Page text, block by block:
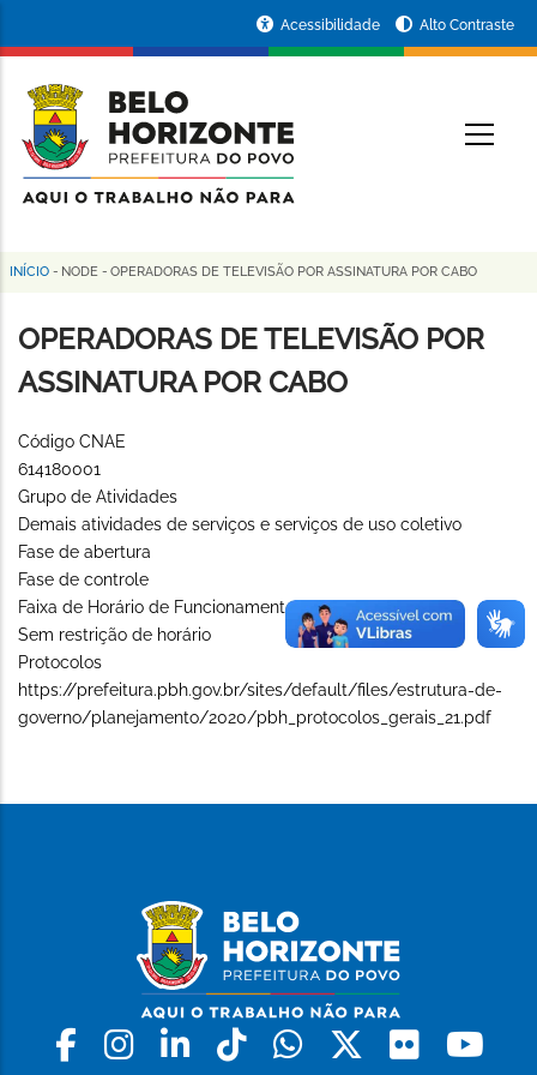
conteúdo
principal
da
Prefeitura
de
Horizonte
Acessibilidade Alto Contraste
Trilha
de
navegação
INÍCIO - NODE - OPERADORAS DE TELEVISÃO POR ASSINATURA POR CABO
OPERADORAS DE TELEVISÃO POR
ASSINATURA POR CABO
Código CNAE
614180001
Grupo de Atividades
Demais atividades de serviços e serviços de uso coletivo
Fase de abertura
Fase de controle
Faixa de Horário de Funcionamento (Long)
Sem restrição de horário
Protocolos
https://prefeitura.pbh.gov.br/sites/default/files/estrutura-de-
governo/planejamento/2020/pbh_protocolos_gerais_21.pdf
Facebook
Instagram
LinkedinTiktokWhatsapp
X Flickr